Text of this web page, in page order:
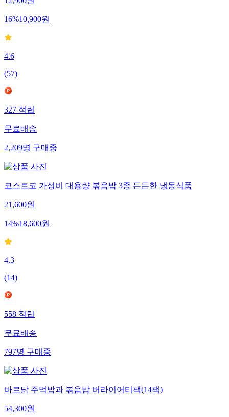
12,900원
16%10,900원
4.6
(57)
327적립
무료배송
2,209명구매중
코스트코 가성비 대용량 볶음밥 3종 든든한 냉동식품
21,600원
14%18,600원
4.3
(14)
558적립
무료배송
797명구매중
바르닭 주먹밥과 볶음밥 버라이어티팩(14팩)
54,300원